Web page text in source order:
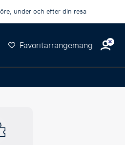
under och efter din resa
Favoritarrangemang